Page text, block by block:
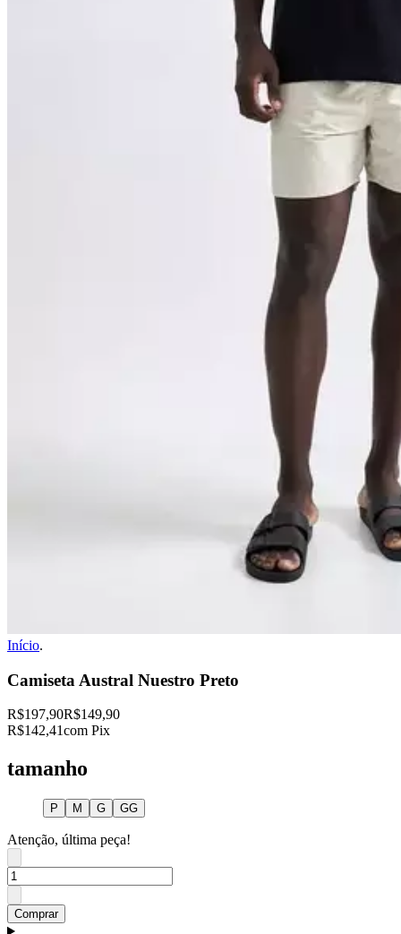
Início.
Camiseta Austral Nuestro Preto
R$197,90R$149,90
R$142,41com Pix
tamanho
P M G GG
Atenção, última peça!
Comprar